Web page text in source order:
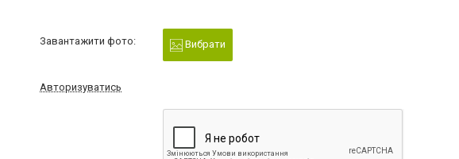
Завантажити фото: Вибрати
Авторизуватись